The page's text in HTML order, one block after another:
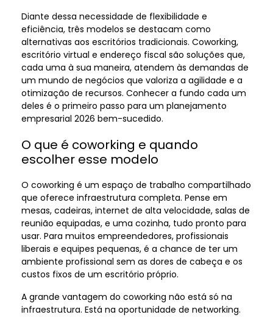
Diante dessa necessidade de flexibilidade e
eficiência, três modelos se destacam como
alternativas aos escritórios tradicionais. Coworking,
escritório virtual e endereço fiscal são soluções que,
cada uma à sua maneira, atendem às demandas de
um mundo de negócios que valoriza a agilidade e a
otimização de recursos. Conhecer a fundo cada um
deles é o primeiro passo para um planejamento
empresarial 2026 bem-sucedido.
O que é coworking e quando
escolher esse modelo
O coworking é um espaço de trabalho compartilhado
que oferece infraestrutura completa. Pense em
mesas, cadeiras, internet de alta velocidade, salas de
reunião equipadas, e uma cozinha, tudo pronto para
usar. Para muitos empreendedores, profissionais
liberais e equipes pequenas, é a chance de ter um
ambiente profissional sem as dores de cabeça e os
custos fixos de um escritório próprio.
A grande vantagem do coworking não está só na
infraestrutura. Está na oportunidade de networking.